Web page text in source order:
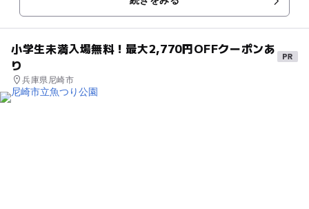
しています。また、民俗コー...
小学生未満入場無料！最大2,770円OFFクーポンあ
り
兵庫県尼崎市